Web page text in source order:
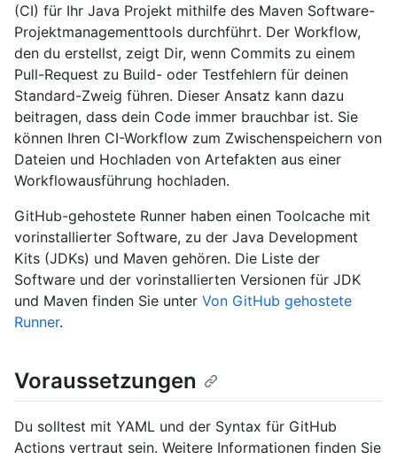
(CI) für Ihr Java Projekt mithilfe des Maven Software-
Projektmanagementtools durchführt. Der Workflow,
den du erstellst, zeigt Dir, wenn Commits zu einem
Pull-Request zu Build- oder Testfehlern für deinen
Standard-Zweig führen. Dieser Ansatz kann dazu
beitragen, dass dein Code immer brauchbar ist. Sie
können Ihren CI-Workflow zum Zwischenspeichern von
Dateien und Hochladen von Artefakten aus einer
Workflowausführung hochladen.
GitHub-gehostete Runner haben einen Toolcache mit
vorinstallierter Software, zu der Java Development
Kits (JDKs) und Maven gehören. Die Liste der
Software und der vorinstallierten Versionen für JDK
und Maven finden Sie unter Von GitHub gehostete
Runner.
Voraussetzungen
Du solltest mit YAML und der Syntax für GitHub
Actions vertraut sein. Weitere Informationen finden Sie